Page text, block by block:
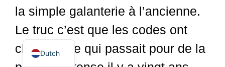
la simple galanterie à l’ancienne.
Le truc c’est que les codes ont
changé : ce qui passait pour de la
Dutch
French
English